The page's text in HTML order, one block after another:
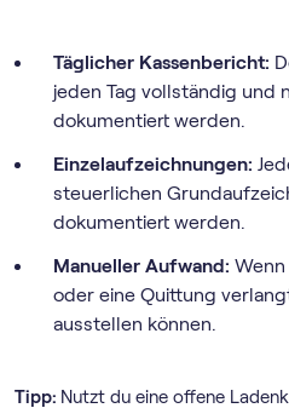
Täglicher Kassenbericht:
jeden Tag vollständig und
dokumentiert werden.
Einzelaufzeichnungen:
steuerlichen
dokumentiert werden.
Manueller Aufwand:
oder eine Quittung
ausstellen können.
Tipp: Nutzt du eine offene